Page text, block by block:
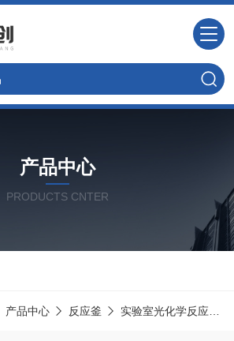
产品中心
PRODUCTS CNTER
产品中心 反应釜 实验室光化学反应釜